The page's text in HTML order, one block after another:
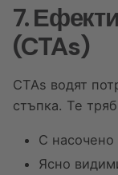
7.
(CTAs)
CTAs водят
стъпка. Те
С насочено
Ясно